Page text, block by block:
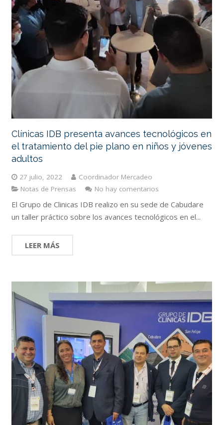
Clínicas IDB presenta avances tecnológicos en
el tratamiento del pie plano en niños y jóvenes
adultos
27 julio, 2022
Coordinador Mercadeo
Notas de Prensas
No hay comentarios
El Grupo de Clinicas IDB realizo en su sede de Cabudare
un taller práctico sobre los avances tecnológicos en el...
LEER MÁS